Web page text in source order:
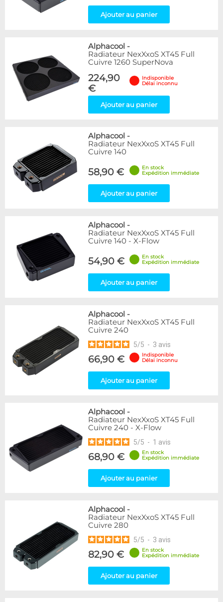
Ajouter au panier
Alphacool -
Radiateur NexXxoS XT45 Full
Cuivre 1260 SuperNova
224,90
€
Indisponible
Délai inconnu
Ajouter au panier
Alphacool -
Radiateur NexXxoS XT45 Full
Cuivre 140
58,90 €
En stock
Expédition immédiate
Ajouter au panier
Alphacool -
Radiateur NexXxoS XT45 Full
Cuivre 140 - X-Flow
54,90 €
En stock
Expédition immédiate
Ajouter au panier
Alphacool -
Radiateur NexXxoS XT45 Full
Cuivre 240
5/5 - 3 avis
66,90 €
Indisponible
Délai inconnu
Ajouter au panier
Alphacool -
Radiateur NexXxoS XT45 Full
Cuivre 240 - X-Flow
5/5 - 1 avis
68,90 €
En stock
Expédition immédiate
Ajouter au panier
Alphacool -
Radiateur NexXxoS XT45 Full
Cuivre 280
5/5 - 3 avis
82,90 €
En stock
Expédition immédiate
Ajouter au panier